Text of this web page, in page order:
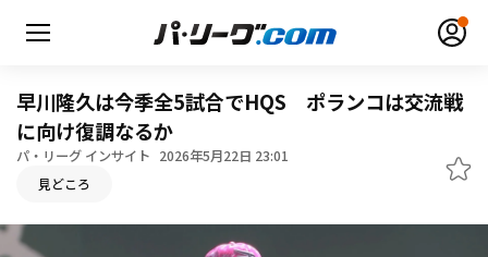
早川隆久は今季全5試合でHQS ポランコは交流戦
に向け復調なるか
パ・リーグ インサイト 2026年5月22日 23:01
見どころ